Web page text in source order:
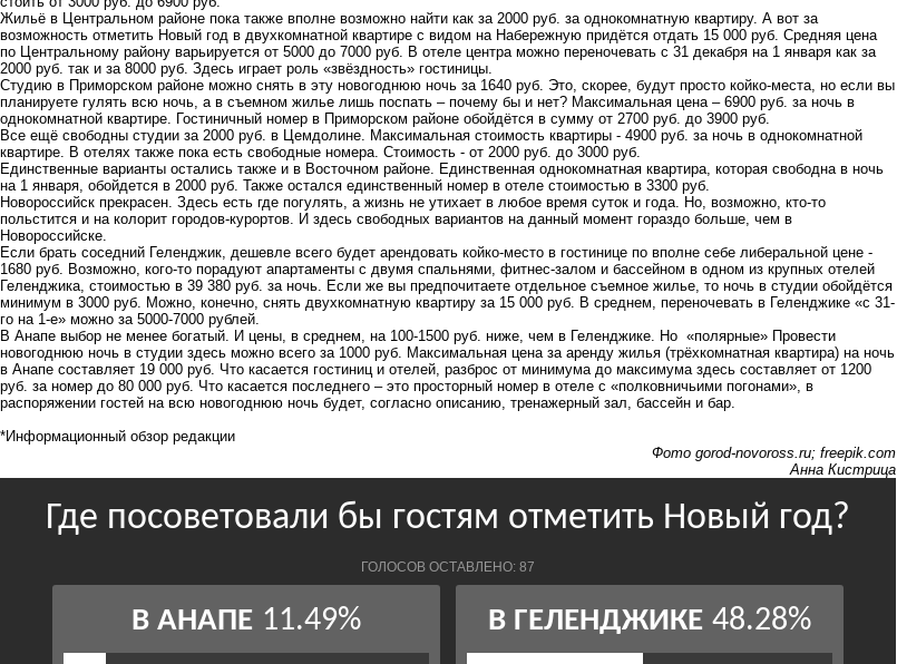
Жильё в Центральном районе пока также вполне возможно найти как за 2000 руб. за однокомнатную квартиру. А вот за
возможность отметить Новый год в двухкомнатной квартире с видом на Набережную придётся отдать 15 000 руб. Средняя цена
по Центральному району варьируется от 5000 до 7000 руб. В отеле центра можно переночевать с 31 декабря на 1 января как за
2000 руб. так и за 8000 руб. Здесь играет роль «звёздность» гостиницы.
Студию в Приморском районе можно снять в эту новогоднюю ночь за 1640 руб. Это, скорее, будут просто койко-места, но если вы
планируете гулять всю ночь, а в съемном жилье лишь поспать – почему бы и нет? Максимальная цена – 6900 руб. за ночь в
однокомнатной квартире. Гостиничный номер в Приморском районе обойдётся в сумму от 2700 руб. до 3900 руб.
Все ещё свободны студии за 2000 руб. в Цемдолине. Максимальная стоимость квартиры - 4900 руб. за ночь в однокомнатной
квартире. В отелях также пока есть свободные номера. Стоимость - от 2000 руб. до 3000 руб.
Единственные варианты остались также и в Восточном районе. Единственная однокомнатная квартира, которая свободна в ночь
на 1 января, обойдется в 2000 руб. Также остался единственный номер в отеле стоимостью в 3300 руб.
Новороссийск прекрасен. Здесь есть где погулять, а жизнь не утихает в любое время суток и года. Но, возможно, кто-то
польстится и на колорит городов-курортов. И здесь свободных вариантов на данный момент гораздо больше, чем в
Новороссийске.
Если брать соседний Геленджик, дешевле всего будет арендовать койко-место в гостинице по вполне себе либеральной цене -
1680 руб. Возможно, кого-то порадуют апартаменты с двумя спальнями, фитнес-залом и бассейном в одном из крупных отелей
Геленджика, стоимостью в 39 380 руб. за ночь. Если же вы предпочитаете отдельное съемное жилье, то ночь в студии обойдётся
минимум в 3000 руб. Можно, конечно, снять двухкомнатную квартиру за 15 000 руб. В среднем, переночевать в Геленджике «с 31-
го на 1-е» можно за 5000-7000 рублей.
В Анапе выбор не менее богатый. И цены, в среднем, на 100-1500 руб. ниже, чем в Геленджике. Но «полярные» Провести
новогоднюю ночь в студии здесь можно всего за 1000 руб. Максимальная цена за аренду жилья (трёхкомнатная квартира) на ночь
в Анапе составляет 19 000 руб. Что касается гостиниц и отелей, разброс от минимума до максимума здесь составляет от 1200
руб. за номер до 80 000 руб. Что касается последнего – это просторный номер в отеле с «полковничьими погонами», в
распоряжении гостей на всю новогоднюю ночь будет, согласно описанию, тренажерный зал, бассейн и бар.
*Информационный обзор редакции
Фото gorod-novoross.ru; freepik.com
Анна Кистрица